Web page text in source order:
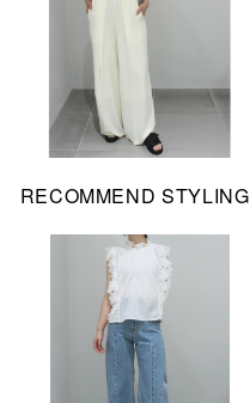
RECOMMEND STYLING